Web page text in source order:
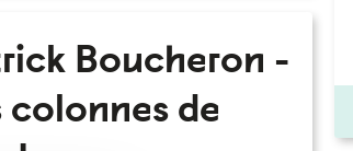
Boucheron -
colonnes de